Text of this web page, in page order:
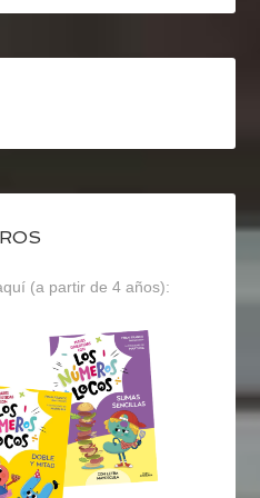
(a partir de 4 años):